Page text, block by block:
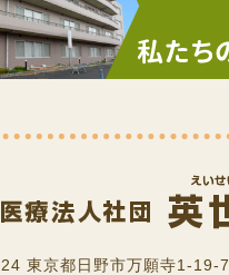
東京都日野市万願寺1-19-7